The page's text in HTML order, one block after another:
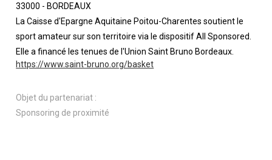
33000 - BORDEAUX
La Caisse d'Epargne Aquitaine Poitou-Charentes soutient le
sport amateur sur son territoire via le dispositif All Sponsored.
Elle a financé les tenues de l'Union Saint Bruno Bordeaux.
https://www.saint-bruno.org/basket
Objet du partenariat :
Sponsoring de proximité